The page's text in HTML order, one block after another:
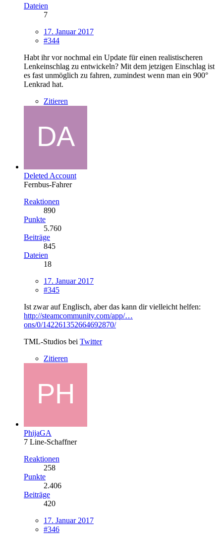
Dateien
7
17. Januar 2017
#344
Habt ihr vor nochmal ein Update für einen realistischeren
Lenkeinschlag zu entwickeln? Mit dem jetzigen Einschlag ist
es fast unmöglich zu fahren, zumindest wenn man ein 900°
Lenkrad hat.
Zitieren
Deleted Account
Fernbus-Fahrer
Reaktionen
890
Punkte
5.760
Beiträge
845
Dateien
18
17. Januar 2017
#345
Ist zwar auf Englisch, aber das kann dir vielleicht helfen:
http://steamcommunity.com/app/…
ons/0/142261352664692870/
TML-Studios bei Twitter
Zitieren
PhijaGA
7 Line-Schaffner
Reaktionen
258
Punkte
2.406
Beiträge
420
17. Januar 2017
#346